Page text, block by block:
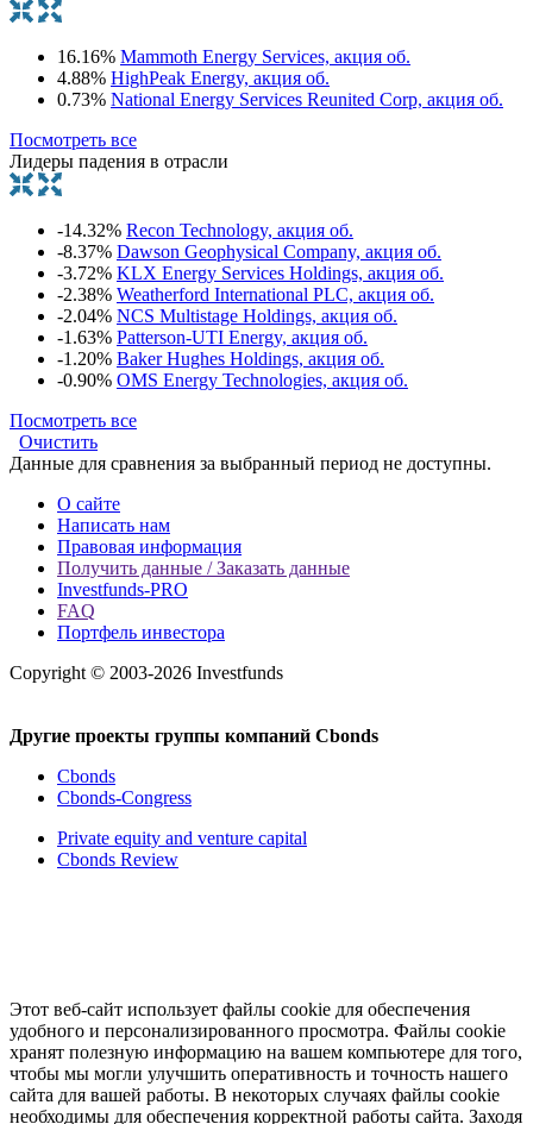
16.16% Mammoth Energy Services, акция об.
4.88% HighPeak Energy, акция об.
0.73% National Energy Services Reunited Corp, акция об.
Посмотреть все
Лидеры падения в отрасли
-14.32% Recon Technology, акция об.
-8.37% Dawson Geophysical Company, акция об.
-3.72% KLX Energy Services Holdings, акция об.
-2.38% Weatherford International PLC, акция об.
-2.04% NCS Multistage Holdings, акция об.
-1.63% Patterson-UTI Energy, акция об.
-1.20% Baker Hughes Holdings, акция об.
-0.90% OMS Energy Technologies, акция об.
Посмотреть все
Очистить
Данные для сравнения за выбранный период не доступны.
О сайте
Написать нам
Правовая информация
Получить данные / Заказать данные
Investfunds-PRO
FAQ
Портфель инвестора
Copyright © 2003-2026 Investfunds
Другие проекты группы компаний Cbonds
Cbonds
Cbonds-Congress
Private equity and venture capital
Cbonds Review
Этот веб-сайт использует файлы cookie для обеспечения
удобного и персонализированного просмотра. Файлы cookie
хранят полезную информацию на вашем компьютере для того,
чтобы мы могли улучшить оперативность и точность нашего
сайта для вашей работы. В некоторых случаях файлы cookie
необходимы для обеспечения корректной работы сайта. Заходя